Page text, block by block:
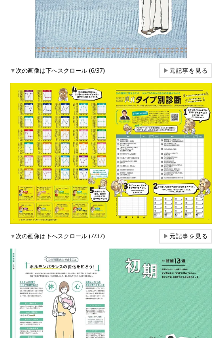
▼次の画像は下へスクロール (6/37) ▶元記事を見る
▼次の画像は下へスクロール (7/37) ▶元記事を見る